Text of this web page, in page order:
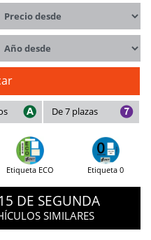
Precio desde
Año desde
De 7 plazas
Etiqueta ECO Etiqueta 0
DE SEGUNDA
SIMILARES